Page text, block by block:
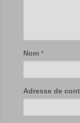
Nom *
Adresse de